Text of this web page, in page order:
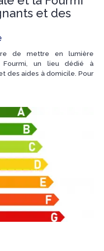
et des
de mettre en lumière
Fourmi, un lieu dédié à
des aides à domicile. Pour